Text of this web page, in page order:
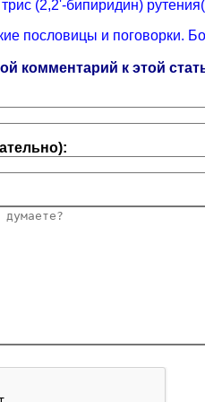
(2,2'-бипиридин)
пословицы и поговорки.
комментарий к этой